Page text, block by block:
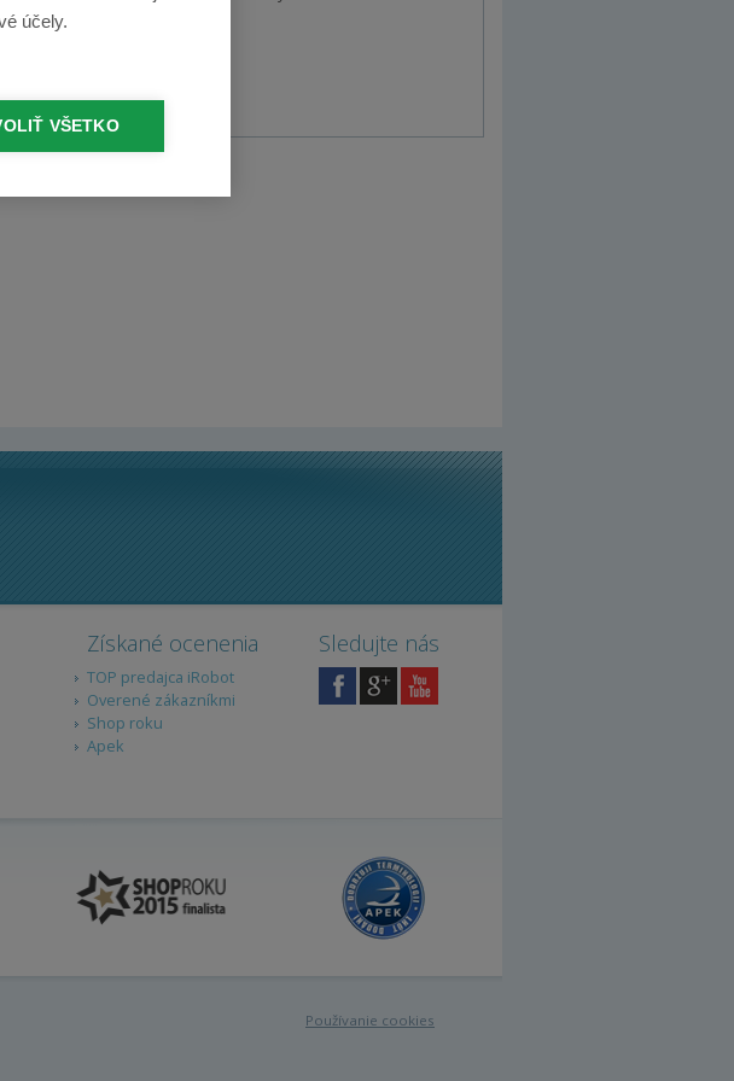
Získané ocenenia
TOP predajca iRobot
Overené zákazníkmi
Shop roku
Apek
Sledujte nás
Používanie cookies
účely.
VŠETKO